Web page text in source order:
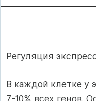
Регуляция
В каждой клетке у
7-10% всех генов.